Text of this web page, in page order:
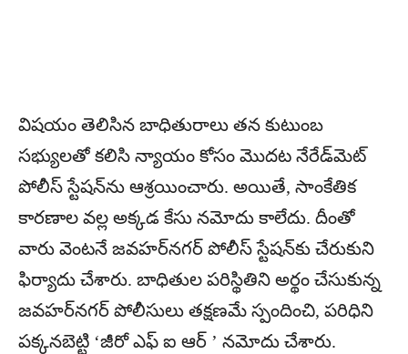
విషయం తెలిసిన బాధితురాలు తన కుటుంబ
సభ్యులతో కలిసి న్యాయం కోసం మొదట నేరేడ్‌మెట్
పోలీస్ స్టేషన్‌ను ఆశ్రయించారు. అయితే, సాంకేతిక
కారణాల వల్ల అక్కడ కేసు నమోదు కాలేదు. దీంతో
వారు వెంటనే జవహర్‌నగర్ పోలీస్ స్టేషన్‌కు చేరుకుని
ఫిర్యాదు చేశారు. బాధితుల పరిస్థితిని అర్థం చేసుకున్న
జవహర్‌నగర్ పోలీసులు తక్షణమే స్పందించి, పరిధిని
పక్కనబెట్టి ‘జీరో ఎఫ్ ఐ ఆర్ ’ నమోదు చేశారు.